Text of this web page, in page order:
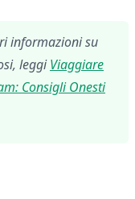
informazioni su
leggiViaggiare
Consigli Onesti